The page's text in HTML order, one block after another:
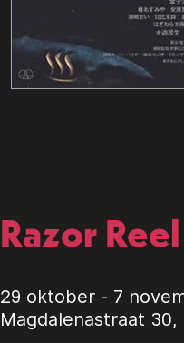
Razor Reel
29 oktober - 7
Magdalenastraat 30,